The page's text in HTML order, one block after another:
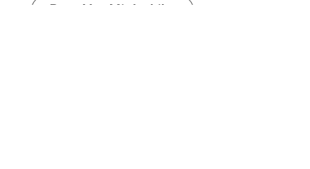
Post You Might Like